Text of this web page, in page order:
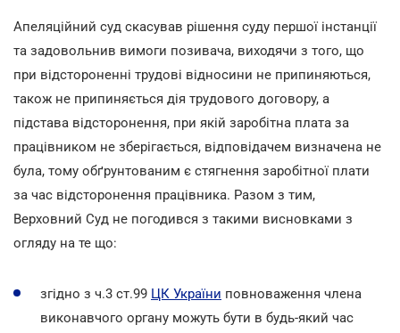
Апеляційний суд скасував рішення суду першої інстанції
та задовольнив вимоги позивача, виходячи з того, що
при відстороненні трудові відносини не припиняються,
також не припиняється дія трудового договору, а
підстава відсторонення, при якій заробітна плата за
працівником не зберігається, відповідачем визначена не
була, тому обґрунтованим є стягнення заробітної плати
за час відсторонення працівника. Разом з тим,
Верховний Суд не погодився з такими висновками з
огляду на те що:
згідно з ч.3 ст.99 ЦК України повноваження члена
виконавчого органу можуть бути в будь-який час